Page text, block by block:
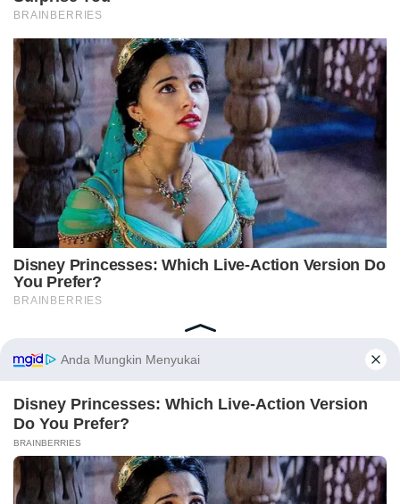
Home Indeks Redaksi Privacy Policy Disclaimer